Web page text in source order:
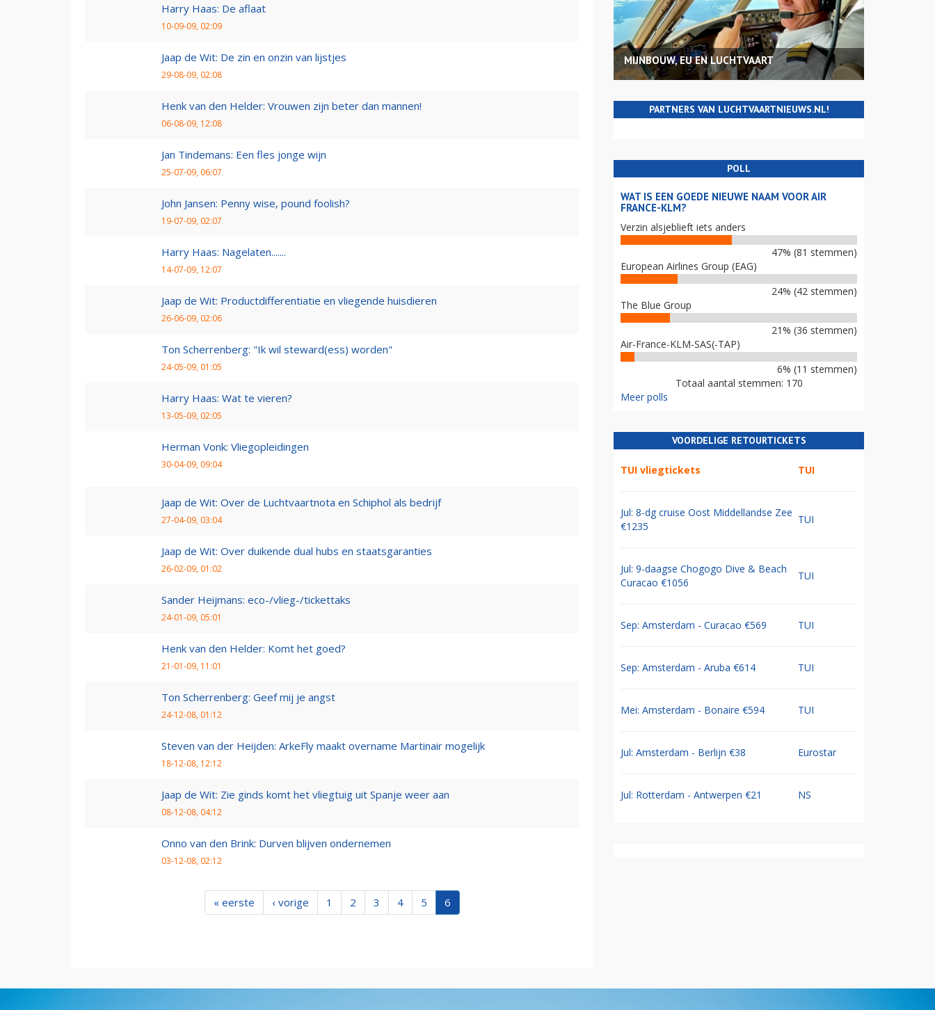
Harry Haas: De aflaat
10-09-09, 02:09
Jaap de Wit: De zin en onzin van lijstjes
29-08-09, 02:08
Henk van den Helder: Vrouwen zijn beter dan mannen!
06-08-09, 12:08
Jan Tindemans: Een fles jonge wijn
25-07-09, 06:07
John Jansen: Penny wise, pound foolish?
19-07-09, 02:07
Harry Haas: Nagelaten.......
14-07-09, 12:07
Jaap de Wit: Productdifferentiatie en vliegende huisdieren
26-06-09, 02:06
Ton Scherrenberg: "Ik wil steward(ess) worden"
24-05-09, 01:05
Harry Haas: Wat te vieren?
13-05-09, 02:05
Herman Vonk: Vliegopleidingen
30-04-09, 09:04
Jaap de Wit: Over de Luchtvaartnota en Schiphol als bedrijf
27-04-09, 03:04
Jaap de Wit: Over duikende dual hubs en staatsgaranties
26-02-09, 01:02
Sander Heijmans: eco-/vlieg-/tickettaks
24-01-09, 05:01
Henk van den Helder: Komt het goed?
21-01-09, 11:01
Ton Scherrenberg: Geef mij je angst
24-12-08, 01:12
Steven van der Heijden: ArkeFly maakt overname Martinair mogelijk
18-12-08, 12:12
Jaap de Wit: Zie ginds komt het vliegtuig uit Spanje weer aan
08-12-08, 04:12
Onno van den Brink: Durven blijven ondernemen
03-12-08, 02:12
« eerste ‹ vorige 1 2 3 4 5 6
MIJNBOUW, EU EN LUCHTVAART
PARTNERS VAN LUCHTVAARTNIEUWS.NL!
POLL
WAT IS EEN GOEDE NIEUWE NAAM VOOR AIR
FRANCE-KLM?
Verzin alsjeblieft iets anders
47% (81 stemmen)
European Airlines Group (EAG)
24% (42 stemmen)
The Blue Group
21% (36 stemmen)
Air-France-KLM-SAS(-TAP)
6% (11 stemmen)
Totaal aantal stemmen: 170
Meer polls
VOORDELIGE RETOURTICKETS
TUI vliegtickets TUI
Jul: 8-dg cruise Oost Middellandse Zee
€1235
TUI
Jul: 9-daagse Chogogo Dive & Beach
Curacao €1056
TUI
Sep: Amsterdam - Curacao €569 TUI
Sep: Amsterdam - Aruba €614 TUI
Mei: Amsterdam - Bonaire €594 TUI
Jul: Amsterdam - Berlijn €38 Eurostar
Jul: Rotterdam - Antwerpen €21 NS